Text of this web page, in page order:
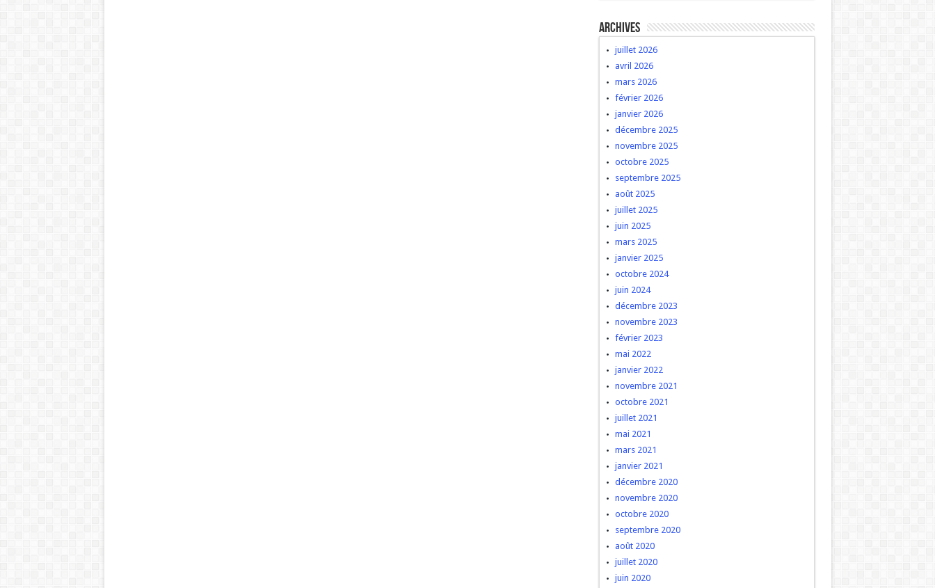
Archives
juillet 2026
avril 2026
mars 2026
février 2026
janvier 2026
décembre 2025
novembre 2025
octobre 2025
septembre 2025
août 2025
juillet 2025
juin 2025
mars 2025
janvier 2025
octobre 2024
juin 2024
décembre 2023
novembre 2023
février 2023
mai 2022
janvier 2022
novembre 2021
octobre 2021
juillet 2021
mai 2021
mars 2021
janvier 2021
décembre 2020
novembre 2020
octobre 2020
septembre 2020
août 2020
juillet 2020
juin 2020